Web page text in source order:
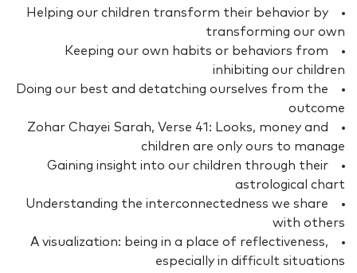
Helping our children transform their behavior by
transforming our own
Keeping our own habits or behaviors from
inhibiting our children
Doing our best and detatching ourselves from the
outcome
Zohar Chayei Sarah, Verse 41: Looks, money and
children are only ours to manage
Gaining insight into our children through their
astrological chart
Understanding the interconnectedness we share
with others
A visualization: being in a place of reflectiveness,
especially in difficult situations